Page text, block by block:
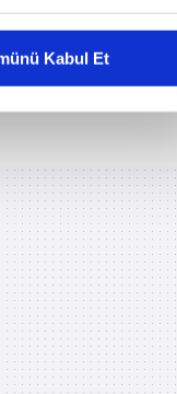
karşılamak
sunulması
sizlere yönelik
bilgi için Ayarlar
ve sitemizde ilgili
Kabul Et